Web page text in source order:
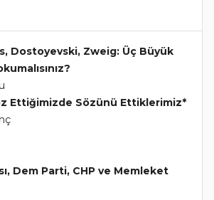
Dostoyevski, Zweig: Üç Büyük
Ettiğimizde Sözünü Ettiklerimiz*
Dem Parti, CHP ve Memleket